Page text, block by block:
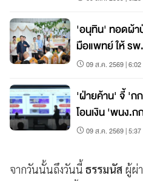
'อนุทิน' ทอดผ้า
มือแพทย์ ให้ รพ
09 ส.ค. 2569 | 6:02
'ฝ่ายค้าน' จี้ 'ก
โอนเงิน 'พนง.
09 ส.ค. 2569 | 5:37
จากวันนั้นถึงวันนี้ ธรรมนัส ผู้ผ่